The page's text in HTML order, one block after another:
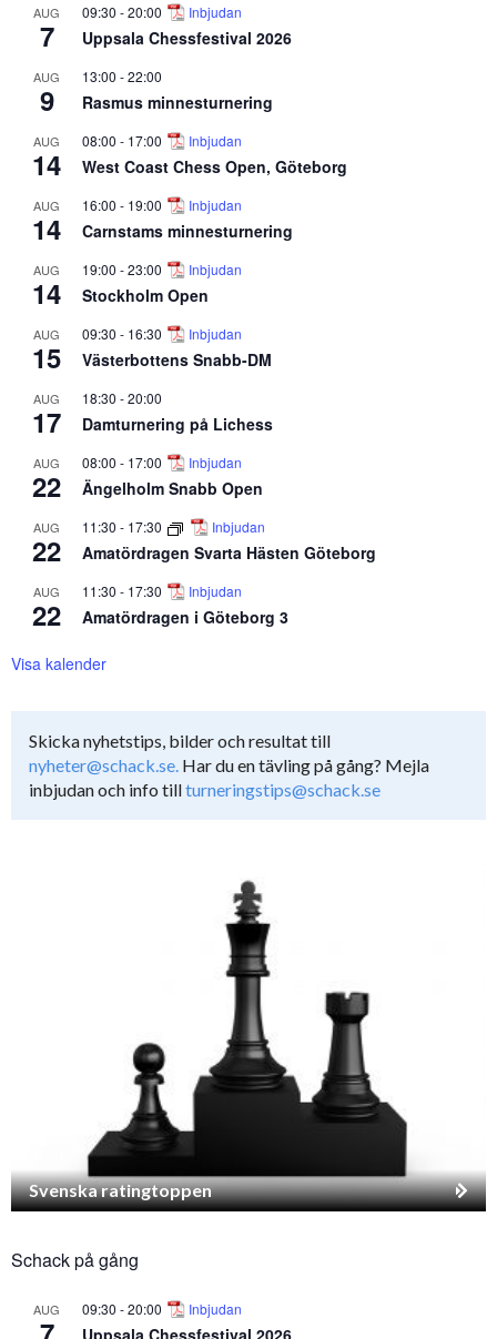
AUG
7
09:30 -20:00 Inbjudan
Uppsala Chessfestival 2026
AUG
9
13:00 -22:00
Rasmus minnesturnering
AUG
14
08:00 - 17:00 Inbjudan
West Coast Chess Open, Göteborg
AUG
14
16:00 - 19:00 Inbjudan
Carnstams minnesturnering
AUG
14
19:00 -23:00 Inbjudan
Stockholm Open
AUG
15
09:30 - 16:30 Inbjudan
Västerbottens Snabb-DM
AUG
17
18:30 -20:00
Damturnering på Lichess
AUG
22
08:00 - 17:00 Inbjudan
Ängelholm Snabb Open
AUG
22
11:30 - 17:30 Inbjudan
Amatördragen Svarta Hästen Göteborg
AUG
22
11:30 - 17:30 Inbjudan
Amatördragen i Göteborg 3
Visa kalender
Skicka nyhetstips, bilder och resultat till
nyheter@schack.se. Har du en tävling på gång? Mejla
inbjudan och info tillturneringstips@schack.se
Svenska ratingtoppen
Schack på gång
AUG 09:30 -20:00 Inbjudan
Uppsala Chessfestival 2026